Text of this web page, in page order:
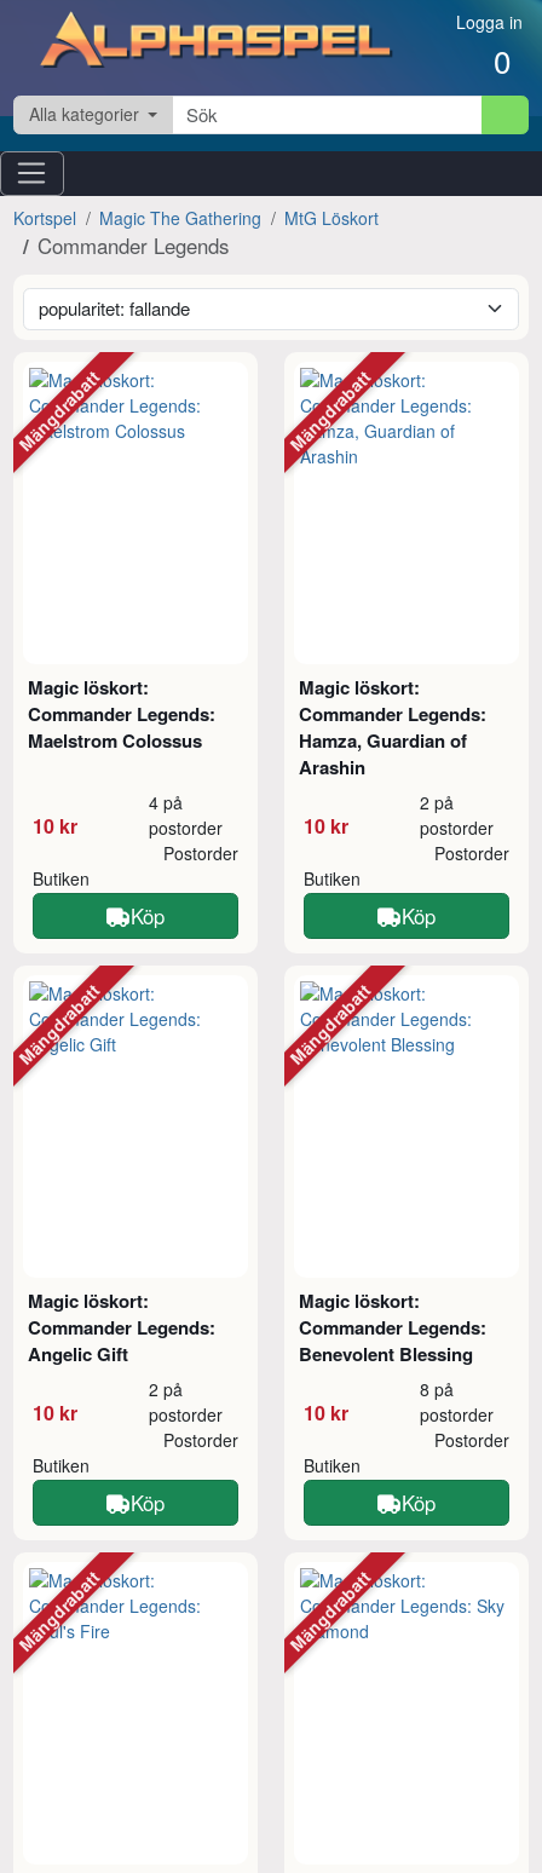
Hoppa till innehåll Logga in
0
Alla kategorier
Kortspel Magic The Gathering MtG Löskort
Commander Legends
Magic löskort:
Commander Legends:
Maelstrom Colossus
10 kr
4 på
postorder
Butiken
Postorder
Köp
Mängdrabatt
Magic löskort:
Commander Legends:
Hamza, Guardian of
Arashin
10 kr
2 på
postorder
Butiken
Postorder
Köp
Mängdrabatt
Magic löskort:
Commander Legends:
Angelic Gift
10 kr
2 på
postorder
Butiken
Postorder
Köp
Mängdrabatt
Magic löskort:
Commander Legends:
Benevolent Blessing
10 kr
8 på
postorder
Butiken
Postorder
Köp
Mängdrabatt
Mängdrabatt Mängdrabatt